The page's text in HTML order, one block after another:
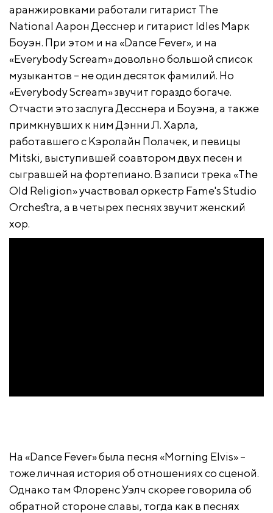
аранжировками работали гитарист The
National Аарон Десснер и гитарист Idles Марк
Боуэн. При этом и на «Dance Fever», и на
«Everybody Scream» довольно большой список
музыкантов – не один десяток фамилий. Но
«Everybody Scream» звучит гораздо богаче.
Отчасти это заслуга Десснера и Боуэна, а также
примкнувших к ним Дэнни Л. Харла,
работавшего с Кэролайн Полачек, и певицы
Mitski, выступившей соавтором двух песен и
сыгравшей на фортепиано. В записи трека «The
Old Religion» участвовал оркестр Fame's Studio
Orchestra, а в четырех песнях звучит женский
хор.
На «Dance Fever» была песня «Morning Elvis» –
тоже личная история об отношениях со сценой.
Однако там Флоренс Уэлч скорее говорила об
обратной стороне славы, тогда как в песнях